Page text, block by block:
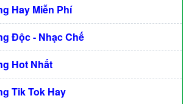
Hay Miễn Phí
Độc - Nhạc Chế
Hot Nhất
Tik Tok Hay